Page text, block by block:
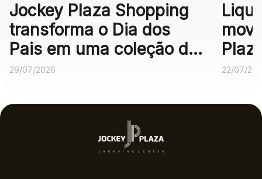
Jockey Plaza Shopping
transforma o Dia dos
Pais em uma coleção de
experiências
29/07/2026 22/07/